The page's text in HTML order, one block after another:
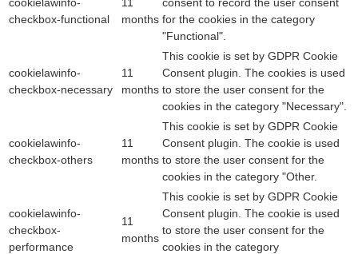
checkbox-functional
months for the cookies in the category
"Functional".
cookielawinfo-
checkbox-necessary
11
months
This cookie is set by GDPR Cookie
Consent plugin. The cookies is used
to store the user consent for the
cookies in the category "Necessary".
cookielawinfo-
checkbox-others
11
months
This cookie is set by GDPR Cookie
Consent plugin. The cookie is used
to store the user consent for the
cookies in the category "Other.
cookielawinfo-
checkbox-
performance
11
months
This cookie is set by GDPR Cookie
Consent plugin. The cookie is used
to store the user consent for the
cookies in the category